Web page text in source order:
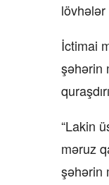
İctimai
şəhərin
“Lakin
məruz
şəhərin